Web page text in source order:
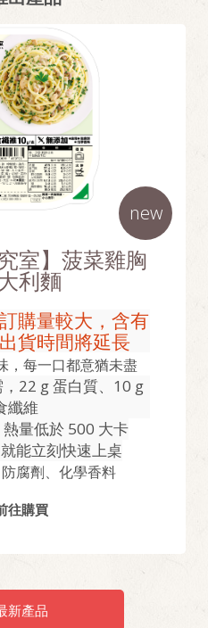
室】菠菜雞胸
利麵
購量較大，含有
貨時間將延長
，每一口都意猶未盡
22 g 蛋白質、10 g
纖維
量低於 500 大卡
能立刻快速上桌
腐劑、化學香料
往購買
new
新產品